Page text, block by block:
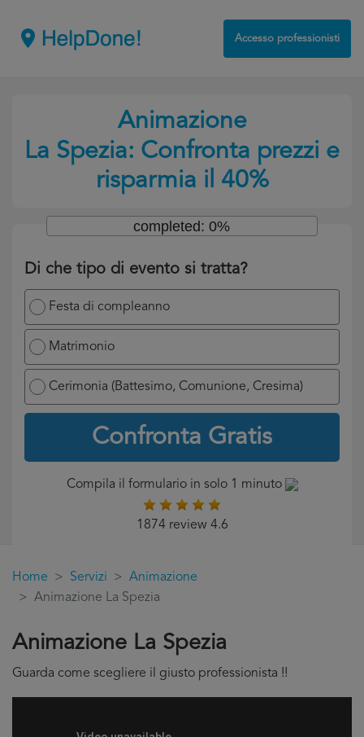
Accesso professionisti
Animazione
La Spezia: Confronta prezzi e
risparmia il 40%
Di che tipo di evento si tratta?
Festa di compleanno
Matrimonio
Cerimonia (Battesimo, Comunione, Cresima)
Confronta Gratis
completed: 0%
Compila il formulario in solo 1 minuto
1874 review 4.6
Home Servizi
Animazione
Animazione La Spezia
Animazione La Spezia
Guarda come scegliere il giusto professionista !!